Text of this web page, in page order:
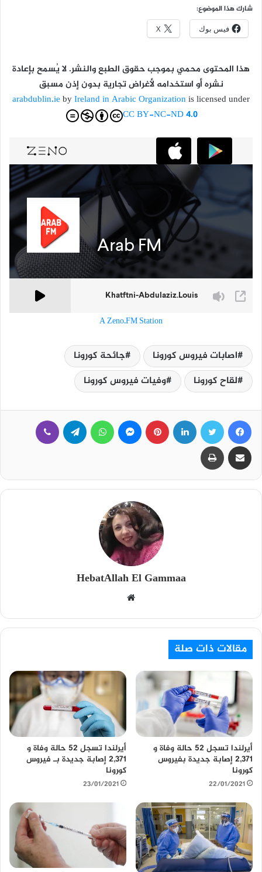
شارك هذا الموضوع:
فيس بوك X
هذا المحتوى محمي بموجب حقوق الطبع والنشر. لا يُسمح بإعادة
نشره أو استخدامه لأغراض تجارية بدون إذن مسبق
arabdublin.ie byIreland in Arabic Organizationis licensed under
CC BY-NC-ND 4.0
A Zeno.FM Station
اصابات فيروس كورونا
جائحة كورونا
لقاح كورونا
وفيات فيروس كورونا
HebatAllah El Gammaa
ق
و
مقالات ذات صلة
أيرلندا تسجل 52 حالة وفاة و
2,371 إصابة جديدة بفيروس
كورونا
22/01/2021
أيرلندا تسجل 52 حالة وفاة و
2,371 إصابة جديدة بـ فيروس
كورونا
23/01/2021